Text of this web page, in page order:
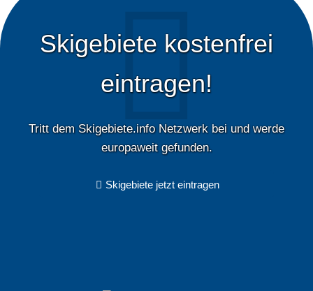
Skigebiete kostenfrei
eintragen!
Tritt dem Skigebiete.info Netzwerk bei und werde
europaweit gefunden.
Skigebiete jetzt eintragen